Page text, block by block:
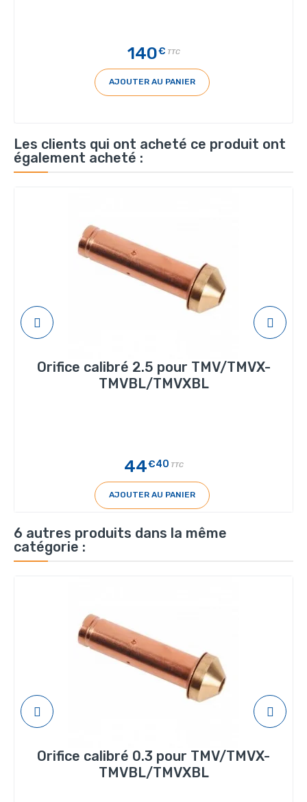
140€ TTC
AJOUTER AU PANIER
Les clients qui ont acheté ce produit ont
également acheté :
Orifice calibré 2.5 pour TMV/TMVX-
TMVBL/TMVXBL
44€40 TTC
AJOUTER AU PANIER
6 autres produits dans la même
catégorie :
Orifice calibré 0.3 pour TMV/TMVX-
TMVBL/TMVXBL